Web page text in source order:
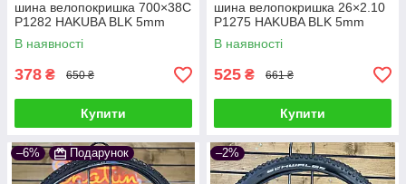
Захист від проколів
Покришки з захистом від проколів оснащуються
помітно знижує ризик пошкоджень та економить час
на ремонті. Покришки з товстої гуми також більш
надійні у використанні.
шина велопокришка 700×38C
P1282 HAKUBA BLK 5mm
антипрокол
В наявності
378 ₴ 650 ₴
Купити
шина велопокришка 26×2.10
P1275 HAKUBA BLK 5mm
антипрокол
В наявності
525 ₴ 661 ₴
Купити
–6% Подарунок –2%